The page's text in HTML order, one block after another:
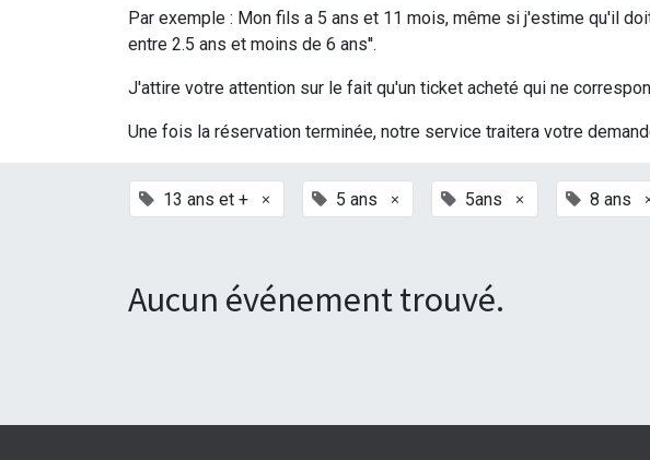
Par exemple : Mon fils a 5 ans et 11 mois, même si j'estime qu'il
entre 2.5 ans et moins de 6 ans''.
J'attire votre attention sur le fait qu'un ticket acheté qui ne
Une fois la réservation terminée, notre service traitera votre
13 ans et + × 5 ans × 5ans × 8 ans
Aucun événement trouvé.